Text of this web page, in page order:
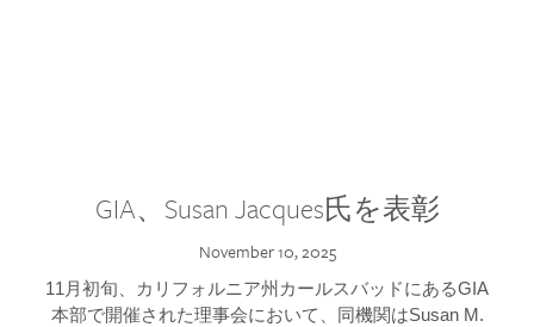
GIA、Susan Jacques氏を表彰
November 10, 2025
11月初旬、カリフォルニア州カールスバッドにあるGIA
本部で開催された理事会において、同機関はSusan M.